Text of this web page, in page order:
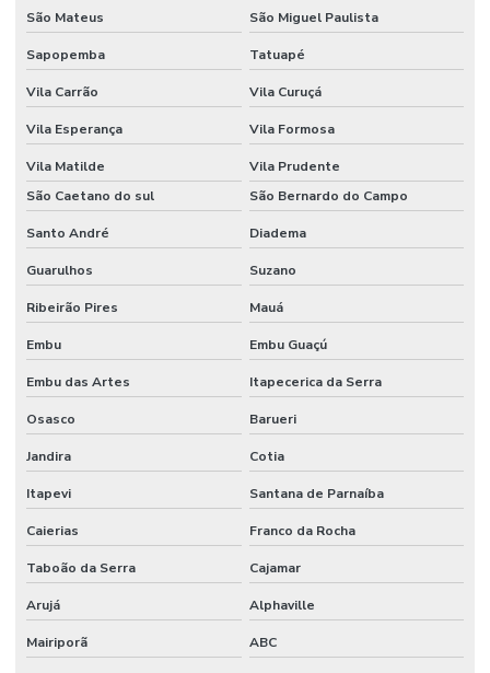
Nebosh igc
Pcmso nr 7
Pcmso preço
Pcmso segurança do trabalho
Perfil profissiográfico previdenciário ppp
Pericia ambiental trabalhista
Pericia engenharia
Ppra empresa prestadora de serviços
Ppra nr 9
Ppra pcmso preço
Prestação de serviço de bombeiro civil
Programa de condições e meio ambiente de trabalho
São Mateus São Miguel Paulista
Sapopemba Tatuapé
Vila Carrão Vila Curuçá
Vila Esperança Vila Formosa
Vila Matilde
Vila Prudente
São Caetano do sul
São Bernardo do Campo
Santo André Diadema
Guarulhos Suzano
Ribeirão Pires Mauá
Embu Embu Guaçú
Embu das Artes Itapecerica da Serra
Osasco Barueri
Jandira Cotia
Itapevi Santana de Parnaíba
Caierias Franco da Rocha
Taboão da Serra Cajamar
Arujá Alphaville
Mairiporã ABC